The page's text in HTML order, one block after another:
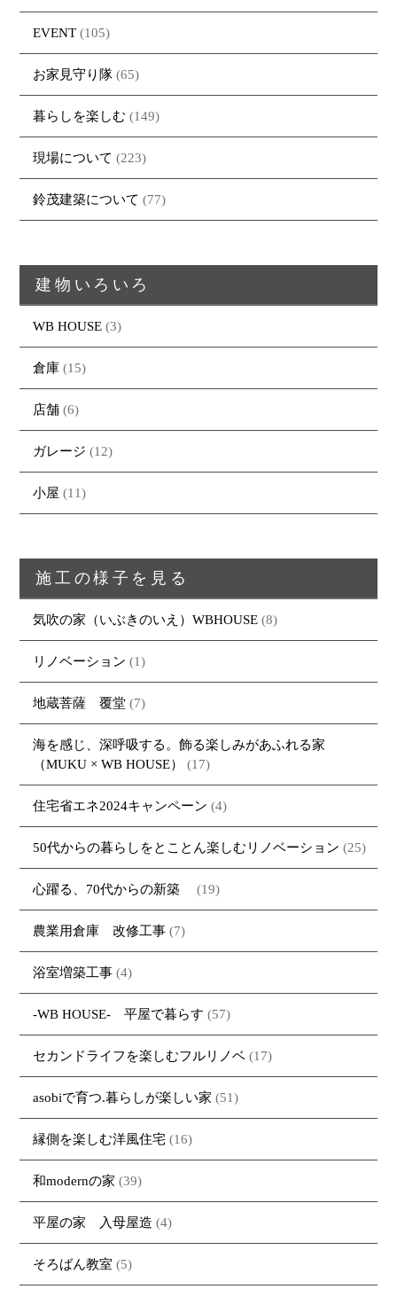
EVENT (105)
お家見守り隊 (65)
暮らしを楽しむ (149)
現場について (223)
鈴茂建築について (77)
建物いろいろ
WB HOUSE (3)
倉庫 (15)
店舗 (6)
ガレージ (12)
小屋 (11)
施工の様子を見る
気吹の家（いぶきのいえ）WBHOUSE (8)
リノベーション (1)
地蔵菩薩 覆堂 (7)
海を感じ、深呼吸する。飾る楽しみがあふれる家
（MUKU × WB HOUSE）
(17)
住宅省エネ2024キャンペーン (4)
50代からの暮らしをとことん楽しむリノベーション (25)
心躍る、70代からの新築 (19)
農業用倉庫 改修工事 (7)
浴室増築工事 (4)
-WB HOUSE- 平屋で暮らす (57)
セカンドライフを楽しむフルリノベ (17)
asobiで育つ.暮らしが楽しい家 (51)
縁側を楽しむ洋風住宅 (16)
和modernの家 (39)
平屋の家 入母屋造 (4)
そろばん教室 (5)